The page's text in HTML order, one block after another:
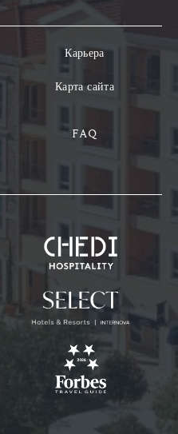
Карьера
Карта сайта
FAQ